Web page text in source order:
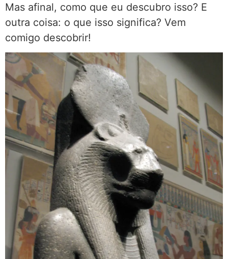
Mas afinal, como que eu descubro isso? E
outra coisa: o que isso significa? Vem
comigo descobrir!